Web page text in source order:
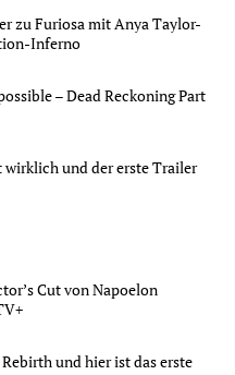
zu Furiosa mit Anya Taylor-
Inferno
– Dead Reckoning Part
wirklich und der erste Trailer
Cut von Napoelon
und hier ist das erste